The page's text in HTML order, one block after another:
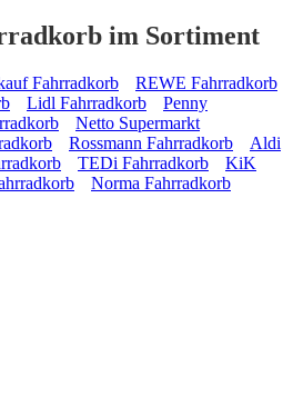
im Sortiment
Fahrradkorb
REWE Fahrradkorb
Lidl Fahrradkorb
Penny
Netto Supermarkt
Rossmann Fahrradkorb
Aldi
TEDi Fahrradkorb
KiK
Norma Fahrradkorb